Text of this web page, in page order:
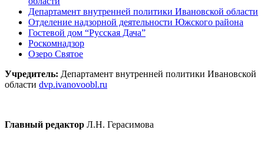
Департамент внутренней политики Ивановской области
Отделение надзорной деятельности Южского района
Гостевой дом “Русская Дача”
Роскомнадзор
Озеро Святое
Учредитель: Департамент внутренней политики Ивановской
области dvp.ivanovoobl.ru
Главный редактор Л.Н. Герасимова